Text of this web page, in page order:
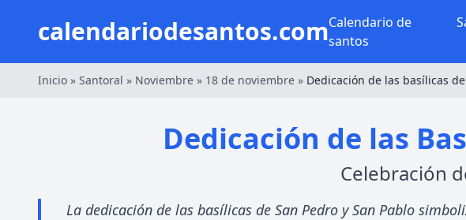
calendariodesantos.comCalendario de
santos
Inicio » Santoral » Noviembre » 18 de noviembre » Dedicación de las basílicas
Dedicación de las
Celebración
La dedicación de las basílicas de San Pedro y San Pablo